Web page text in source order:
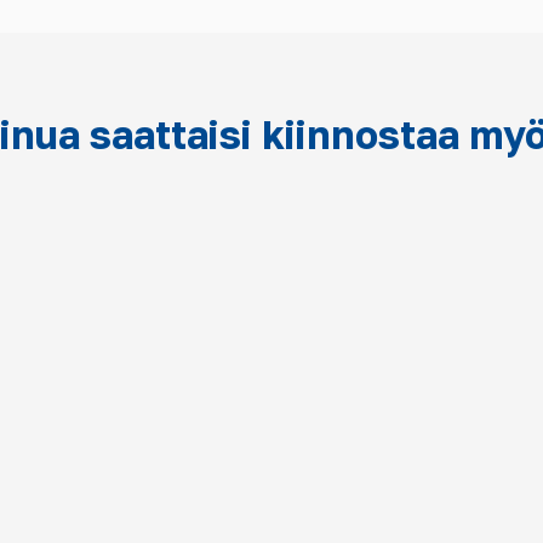
saattaisi kiinnostaa